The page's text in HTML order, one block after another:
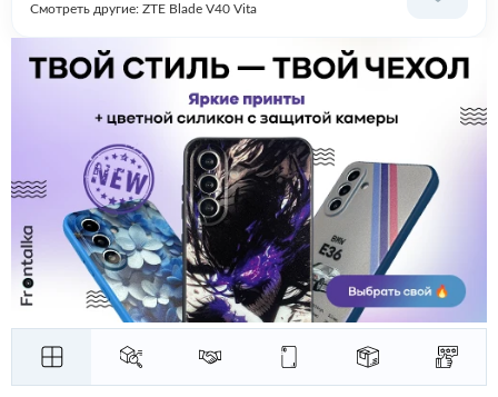
Смотреть другие: ZTE Blade V40 Vita